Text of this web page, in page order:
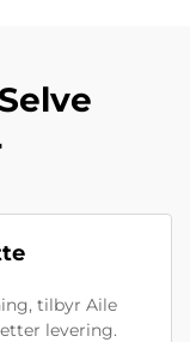
tilbyr Aile
levering.